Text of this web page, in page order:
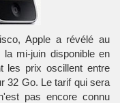
Apple a révélé au
mi-juin disponible en
les prix oscillent entre
32 Go. Le tarif qui sera
pas encore connu